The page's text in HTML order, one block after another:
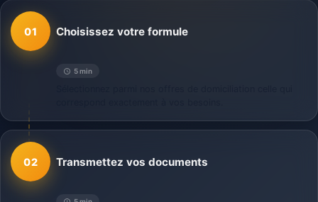
01
5 min
Choisissez votre formule
02 Transmettez vos documents